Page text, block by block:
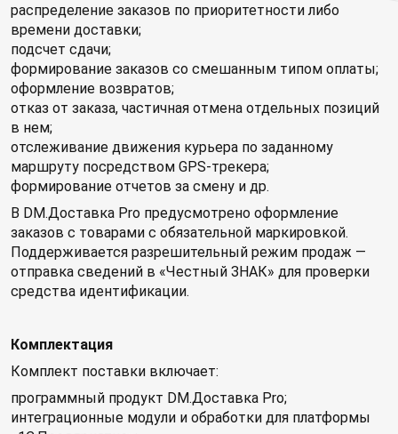
распределение заказов по приоритетности либо
времени доставки;
подсчет сдачи;
формирование заказов со смешанным типом оплаты;
оформление возвратов;
отказ от заказа, частичная отмена отдельных позиций
в нем;
отслеживание движения курьера по заданному
маршруту посредством GPS-трекера;
формирование отчетов за смену и др.
В DM.Доставка Pro предусмотрено оформление
заказов с товарами с обязательной маркировкой.
Поддерживается разрешительный режим продаж —
отправка сведений в «Честный ЗНАК» для проверки
средства идентификации.
Комплектация
Комплект поставки включает:
программный продукт DM.Доставка Pro;
интеграционные модули и обработки для платформы